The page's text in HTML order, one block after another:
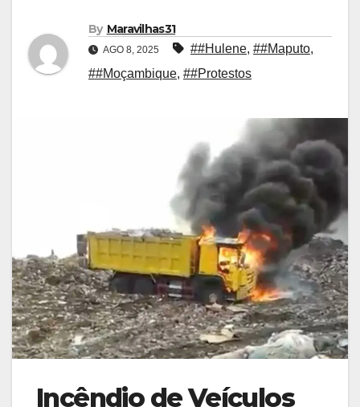
By Maravilhas31
AGO 8, 2025 ##Hulene, ##Maputo,
##Moçambique, ##Protestos
Incêndio de Veículos